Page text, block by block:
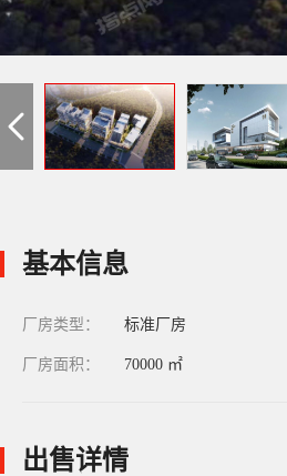
基本信息
厂房类型： 标准厂房
厂房面积： 70000 ㎡
出售详情